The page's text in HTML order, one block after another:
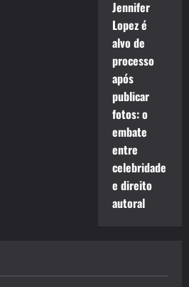
Jennifer
Lopez é
alvo de
processo
após
publicar
fotos: o
embate
entre
celebridade
e direito
autoral